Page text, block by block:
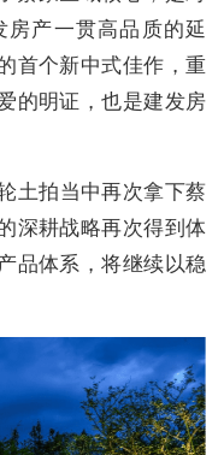
产一贯高品质的延
首个新中式佳作，重
的明证，也是建发房
土拍当中再次拿下蔡
深耕战略再次得到体
品体系，将继续以稳